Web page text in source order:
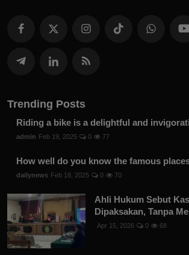
Trending Posts
Riding a bike is a delightful and
admin Feb 19, 2025 0 77
How well do you know the famous
dailynews Feb 18, 2025 0 70
Ahli Hukum Sebut
Dipaksakan, Tanpa
Apr 15, 2026 0 68